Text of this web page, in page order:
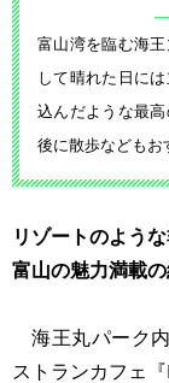
富山湾を臨む海
して晴れた日に
込んだよう な最高
後に散歩などもお
リゾートのよう
富山の魅力満載
海王丸パーク
ストランカフェ